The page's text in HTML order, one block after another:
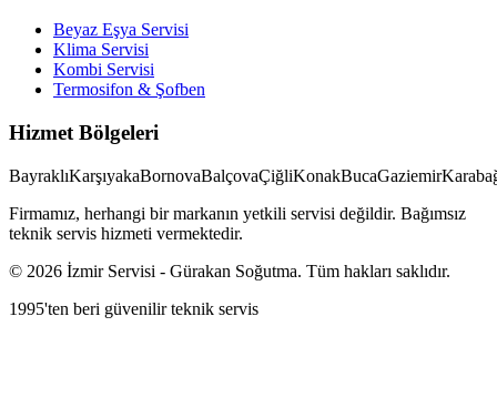
Beyaz Eşya Servisi
Klima Servisi
Kombi Servisi
Termosifon & Şofben
Hizmet Bölgeleri
BayraklıKarşıyakaBornovaBalçovaÇiğliKonakBucaGaziemir
Firmamız, herhangi bir markanın yetkili servisi değildir. Bağımsız
teknik servis hizmeti vermektedir.
© 2026 İzmir Servisi - Gürakan Soğutma. Tüm hakları saklıdır.
1995'ten beri güvenilir teknik servis